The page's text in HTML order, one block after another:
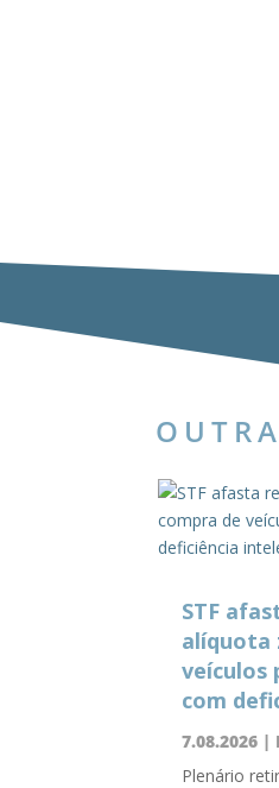
STF
alíquota
veículos
com
7.08.2026 |
Plenário